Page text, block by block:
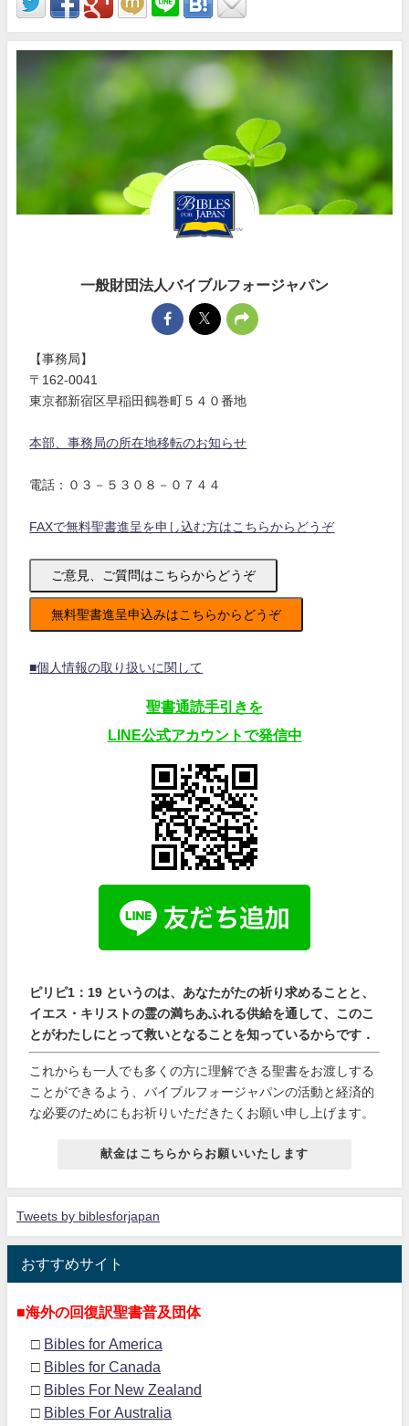
一般財団法人バイブルフォージャパン
【事務局】
〒162-0041
東京都新宿区早稲田鶴巻町５４０番地
本部、事務局の所在地移転のお知らせ
電話：０３－５３０８－０７４４
FAXで無料聖書進呈を申し込む方はこちらからどうぞ
ご意見、ご質問はこちらからどうぞ
無料聖書進呈申込みはこちらからどうぞ
■個人情報の取り扱いに関して
聖書通読手引きを
LINE公式アカウントで発信中
ピリピ1：19 というのは、あなたがたの祈り求めることと、
イエス・キリストの霊の満ちあふれる供給を通して、このこ
とがわたしにとって救いとなることを知っているからです．
これからも一人でも多くの方に理解できる聖書をお渡しする
ことができるよう、バイブルフォージャパンの活動と経済的
な必要のためにもお祈りいただきたくお願い申し上げます。
献金はこちらからお願いいたします
Tweets by biblesforjapan
おすすめサイト
■海外の回復訳聖書普及団体
□ Bibles for America
□ Bibles for Canada
□ Bibles For New Zealand
□ Bibles For Australia